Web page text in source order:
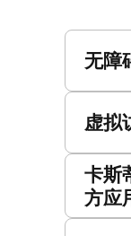
无障
虚拟
卡斯
方应